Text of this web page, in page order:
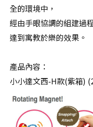
全的環境中，
經由手眼協調的組建過
達到寓教於樂的效果。
產品內容：
小小達文西-H款(紫箱)